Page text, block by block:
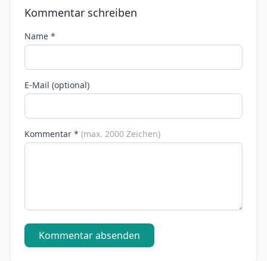
Kommentar schreiben
Name *
E-Mail (optional)
Kommentar * (max. 2000 Zeichen)
Kommentar absenden